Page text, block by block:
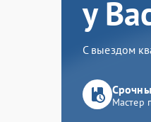
у
С выездом
Мастер